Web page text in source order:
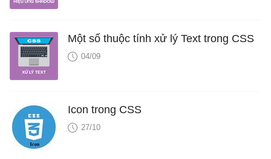
Một số thuộc tính xử lý Text trong CSS
04/09
Icon trong CSS
27/10